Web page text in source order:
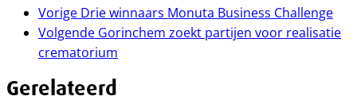
Vorige Drie winnaars Monuta Business Challenge
Volgende Gorinchem zoekt partijen voor realisatie
crematorium
Gerelateerd